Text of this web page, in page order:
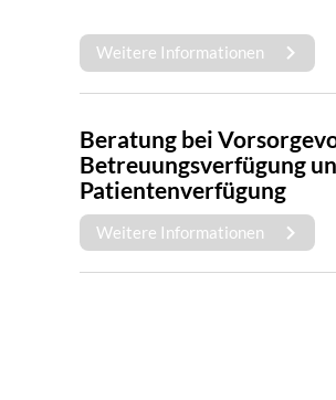
Weitere Informationen
Beratung bei
Betreuungsverfügung
Patientenverfügung
Weitere Informationen